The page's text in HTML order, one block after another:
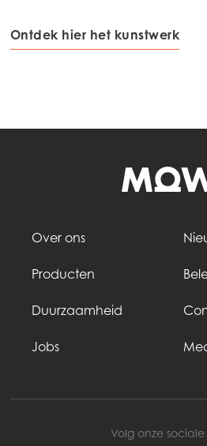
Ontdek hier het kunstwerk
Over ons
Producten
Duurzaamheid
Jobs
Volg onze